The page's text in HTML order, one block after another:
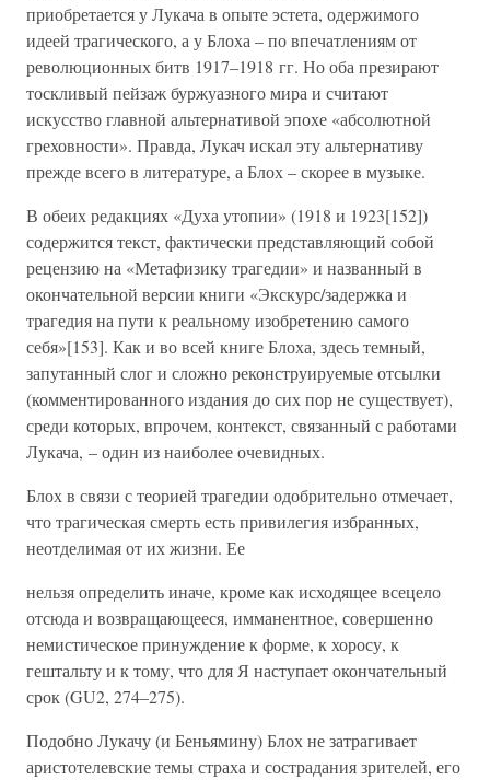
приобретается у Лукача в опыте эстета, одержимого
идеей трагического, а у Блоха – по впечатлениям от
революционных битв 1917–1918 гг. Но оба презирают
тоскливый пейзаж буржуазного мира и считают
искусство главной альтернативой эпохе «абсолютной
греховности». Правда, Лукач искал эту альтернативу
прежде всего в литературе, а Блох – скорее в музыке.
В обеих редакциях «Духа утопии» (1918 и 1923[152])
содержится текст, фактически представляющий собой
рецензию на «Метафизику трагедии» и названный в
окончательной версии книги «Экскурс/задержка и
трагедия на пути к реальному изобретению самого
себя»[153]. Как и во всей книге Блоха, здесь темный,
запутанный слог и сложно реконструируемые отсылки
(комментированного издания до сих пор не существует),
среди которых, впрочем, контекст, связанный с работами
Лукача, – один из наиболее очевидных.
Блох в связи с теорией трагедии одобрительно отмечает,
что трагическая смерть есть привилегия избранных,
неотделимая от их жизни. Ее
нельзя определить иначе, кроме как исходящее всецело
отсюда и возвращающееся, имманентное, совершенно
немистическое принуждение к форме, к хоросу, к
гештальту и к тому, что для Я наступает окончательный
срок (GU2, 274–275).
Подобно Лукачу (и Беньямину) Блох не затрагивает
аристотелевские темы страха и сострадания зрителей, его